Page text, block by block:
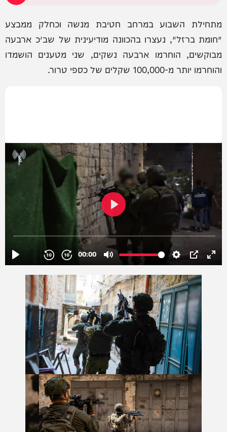
מתחילת השבוע במרחב חטיבת מנשה וכחלק ממבצע
׳חומת ברזל׳, נעצרו בהכוונה מודיעינית של שב״כ ארבעה
מבוקשים, הוחרמו ארבעה נשקים, שני מטענים הושמדו
והוחרמו יותר מ-100,000 שקלים של כספי טרור.